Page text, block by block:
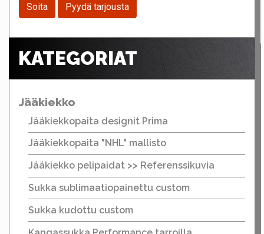
Soita Pyydä tarjousta
KATEGORIAT
Jääkiekko
Jääkiekkopaita designit Prima
Jääkiekkopaita "NHL" mallisto
Jääkiekko pelipaidat >> Referenssikuvia
Sukka sublimaatiopainettu custom
Sukka kudottu custom